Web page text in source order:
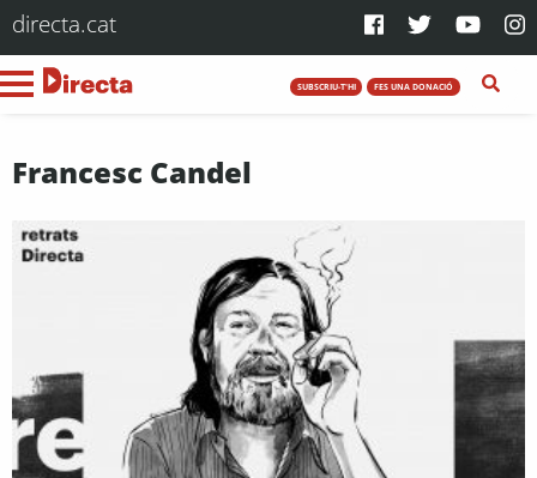
directa.cat
SUBSCRIU-T'HI FES UNA DONACIÓ
Francesc Candel